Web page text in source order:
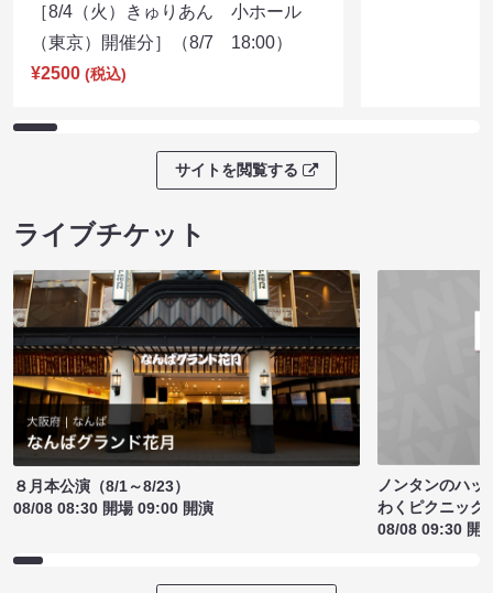
［8/4（火）きゅりあん 小ホール
（東京）開催分］（8/7 18:00）
¥2500 (税込)
サイトを閲覧する
ライブチケット
８月本公演（8/1～8/23）
08/08 08:30 開場 09:00 開演
ノンタンのハッ
わくピクニック
08/08 09:30 開